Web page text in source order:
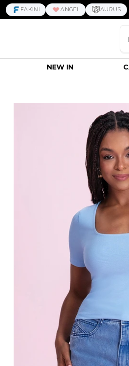
FAKINI ANGEL AURUS
NEW IN